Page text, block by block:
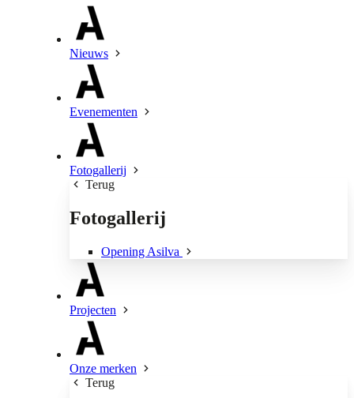
Nieuws
Evenementen
Fotogallerij
Terug
Fotogallerij
Opening Asilva
Projecten
Onze merken
Terug